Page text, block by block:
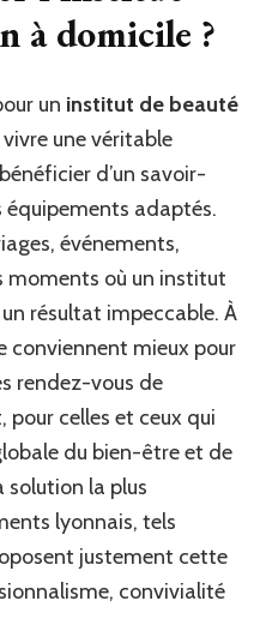
à domicile ?
un institut de beauté
vivre une véritable
d’un savoir-
adaptés.
événements,
moments où un institut
résultat impeccable. À
conviennent mieux pour
rendez-vous de
pour celles et ceux qui
du bien-être et de
solution la plus
lyonnais, tels
justement cette
convivialité